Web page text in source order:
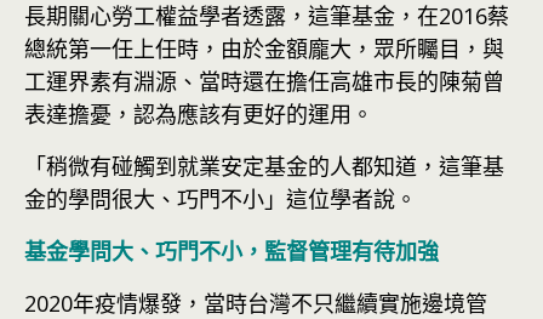
長期關心勞工權益學者透露，這筆基金，在2016蔡
總統第一任上任時，由於金額龐大，眾所矚目，與
工運界素有淵源、當時還在擔任高雄市長的陳菊曾
表達擔憂，認為應該有更好的運用。
「稍微有碰觸到就業安定基金的人都知道，這筆基
金的學問很大、巧門不小」這位學者說。
基金學問大、巧門不小，監督管理有待加強
2020年疫情爆發，當時台灣不只繼續實施邊境管